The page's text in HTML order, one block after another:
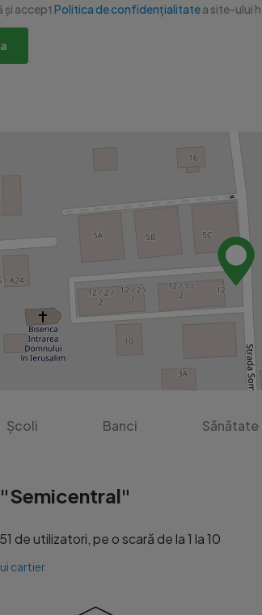
și acceptPolitica de confidențialitatea site-ului
Școli Banci Sănătate
de utilizatori, pe o scară de la 1 la 10
cartier